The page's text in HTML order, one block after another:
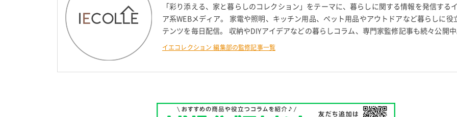
「彩り添える、家と暮らしのコレクション」をテーマに、暮らしに関する情報を発信する
ア系WEBメディア。 家電や照明、キッチン用品、ペット用品やアウトドアなど暮らしに役
テンツを毎日配信。 収納やDIYアイデアなどの暮らしコラム、専門家監修記事も続々公開中
イエコレクション 編集部の監修記事一覧